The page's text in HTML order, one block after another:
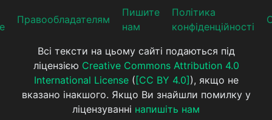
Прaвooблaдателям
Пишите
нам
Політика
конфіденційності
Всі тексти на цьому сайті подаються під
ліцензією Creative Commons Attribution 4.0
International License( [CC BY 4.0] ), якщо не
вказано інакшого. Якщо Ви знайшли помилку у
ліцензуванні напишіть нам